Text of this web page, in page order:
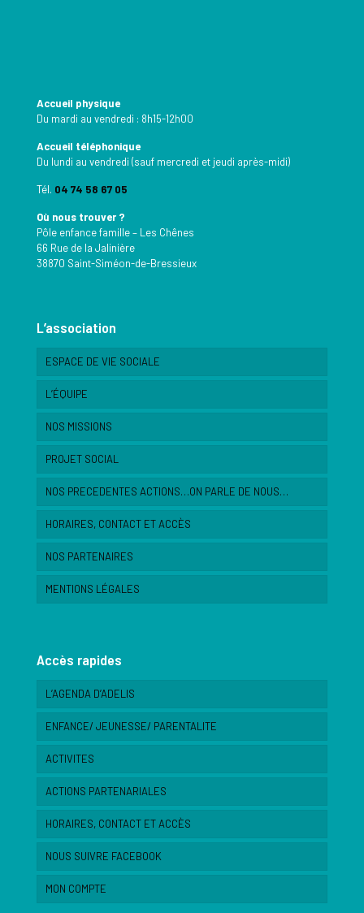
Accueil physique
Du mardi au vendredi : 8h15-12h00
Accueil téléphonique
Du lundi au vendredi (sauf mercredi et jeudi après-midi)
Tél. 04 74 58 67 05
Où nous trouver ?
Pôle enfance famille – Les Chênes
66 Rue de la Jalinière
38870 Saint-Siméon-de-Bressieux
L’association
ESPACE DE VIE SOCIALE
L’ÉQUIPE
NOS MISSIONS
PROJET SOCIAL
NOS PRECEDENTES ACTIONS…ON PARLE DE NOUS…
HORAIRES, CONTACT ET ACCÈS
NOS PARTENAIRES
MENTIONS LÉGALES
Accès rapides
L’AGENDA D’ADELIS
ENFANCE/ JEUNESSE/ PARENTALITE
ACTIVITES
ACTIONS PARTENARIALES
HORAIRES, CONTACT ET ACCÈS
NOUS SUIVRE FACEBOOK
MON COMPTE